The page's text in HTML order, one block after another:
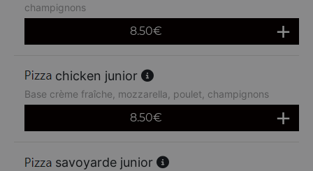
champignons
8.50€
chicken junior
Base crème fraîche, mozzarella, poulet, champignons
8.50€
savoyarde junior